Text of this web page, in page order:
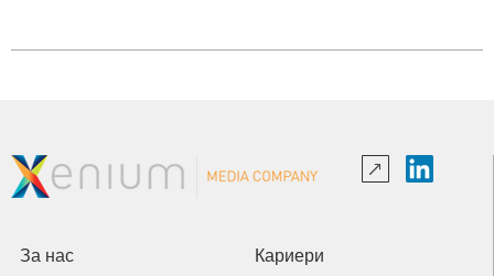
За нас Кариери